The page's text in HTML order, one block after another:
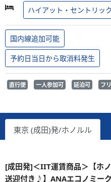
ハイアット・セントリッ
国内線追加可能
予約日当日から取消料発生
直行便 一人参加可 延泊可 フ
東京 (成田)発/ホノルル
[成田発]＜IIT運賃商品＞【ホ
送迎付き♪】ANAエコノミー